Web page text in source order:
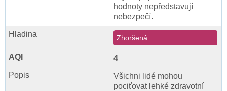
hodnoty nepředstavují
nebezpečí.
Zhoršená
4
Všichni lidé mohou
pociťovat lehké zdravotní